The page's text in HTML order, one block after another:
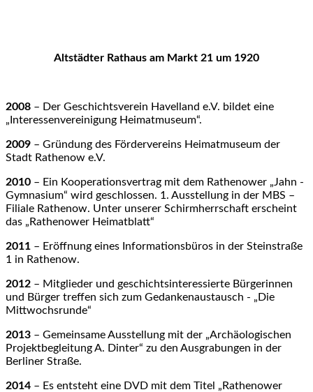
Altstädter Rathaus am Markt 21 um 1920
2008 – Der Geschichtsverein Havelland e.V. bildet eine
„Interessenvereinigung Heimatmuseum“.
2009 – Gründung des Fördervereins Heimatmuseum der
Stadt Rathenow e.V.
2010 – Ein Kooperationsvertrag mit dem Rathenower „Jahn -
Gymnasium“ wird geschlossen. 1. Ausstellung in der MBS –
Filiale Rathenow. Unter unserer Schirmherrschaft erscheint
das „Rathenower Heimatblatt“
2011 – Eröffnung eines Informationsbüros in der Steinstraße
1 in Rathenow.
2012 – Mitglieder und geschichtsinteressierte Bürgerinnen
und Bürger treffen sich zum Gedankenaustausch - „Die
Mittwochsrunde“
2013 – Gemeinsame Ausstellung mit der „Archäologischen
Projektbegleitung A. Dinter“ zu den Ausgrabungen in der
Berliner Straße.
2014 – Es entsteht eine DVD mit dem Titel „Rathenower